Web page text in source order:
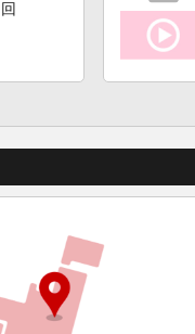
回